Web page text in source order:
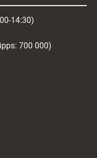
14:30)
700 000)